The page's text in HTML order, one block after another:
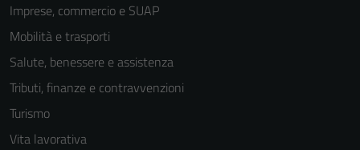
Imprese, commercio e SUAP
Mobilità e trasporti
Salute, benessere e assistenza
Tributi, finanze e contravvenzioni
Turismo
Vita lavorativa